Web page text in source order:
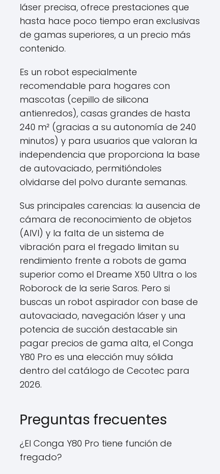
láser precisa, ofrece prestaciones que
hasta hace poco tiempo eran exclusivas
de gamas superiores, a un precio más
contenido.
Es un robot especialmente
recomendable para hogares con
mascotas (cepillo de silicona
antienredos), casas grandes de hasta
240 m² (gracias a su autonomía de 240
minutos) y para usuarios que valoran la
independencia que proporciona la base
de autovaciado, permitióndoles
olvidarse del polvo durante semanas.
Sus principales carencias: la ausencia de
cámara de reconocimiento de objetos
(AIVI) y la falta de un sistema de
vibración para el fregado limitan su
rendimiento frente a robots de gama
superior como el Dreame X50 Ultra o los
Roborock de la serie Saros. Pero si
buscas un robot aspirador con base de
autovaciado, navegación láser y una
potencia de succión destacable sin
pagar precios de gama alta, el Conga
Y80 Pro es una elección muy sólida
dentro del catálogo de Cecotec para
2026.
Preguntas frecuentes
¿El Conga Y80 Pro tiene función de
fregado?